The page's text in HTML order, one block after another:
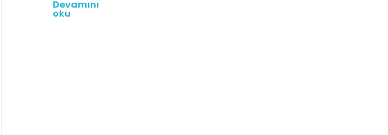
Devamını
oku